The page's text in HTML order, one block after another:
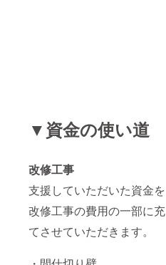
▼資金の使い道
改修工事
支援していただいた資金を
改修工事の費用の一部に充
てさせていただきます。